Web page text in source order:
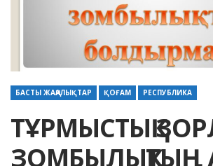
БАСТЫ ЖАҢАЛЫҚТАР ҚОҒАМ РЕСПУБЛИКА
ТҰРМЫСТЫҚ
ЗОМБЫЛЫҚТЫҢ